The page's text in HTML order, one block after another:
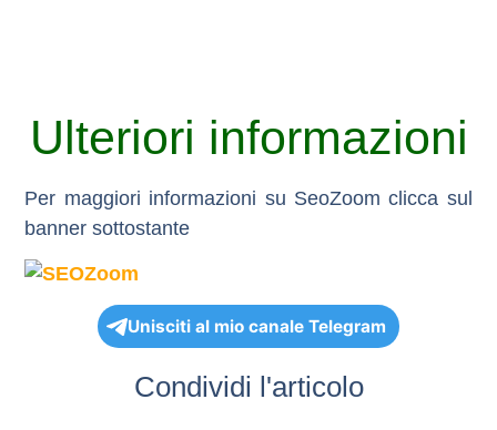
Ulteriori informazioni
Per maggiori informazioni su SeoZoom clicca sul
banner sottostante
Unisciti al mio canale Telegram
Condividi l'articolo